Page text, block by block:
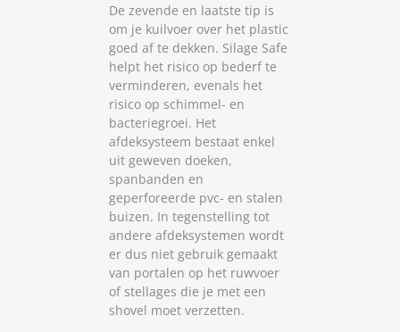
De zevende en laatste tip is
om je kuilvoer over het plastic
goed af te dekken. Silage Safe
helpt het risico op bederf te
verminderen, evenals het
risico op schimmel- en
bacteriegroei. Het
afdeksysteem bestaat enkel
uit geweven doeken,
spanbanden en
geperforeerde pvc- en stalen
buizen. In tegenstelling tot
andere afdeksystemen wordt
er dus niet gebruik gemaakt
van portalen op het ruwvoer
of stellages die je met een
shovel moet verzetten.